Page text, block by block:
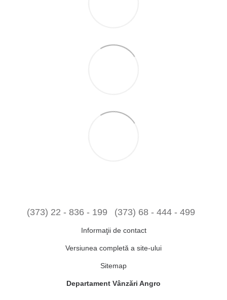
(373) 22 - 836 - 199 (373) 68 - 444 - 499
Informaţii de contact
Versiunea completă a site-ului
Sitemap
Departament Vânzări Angro